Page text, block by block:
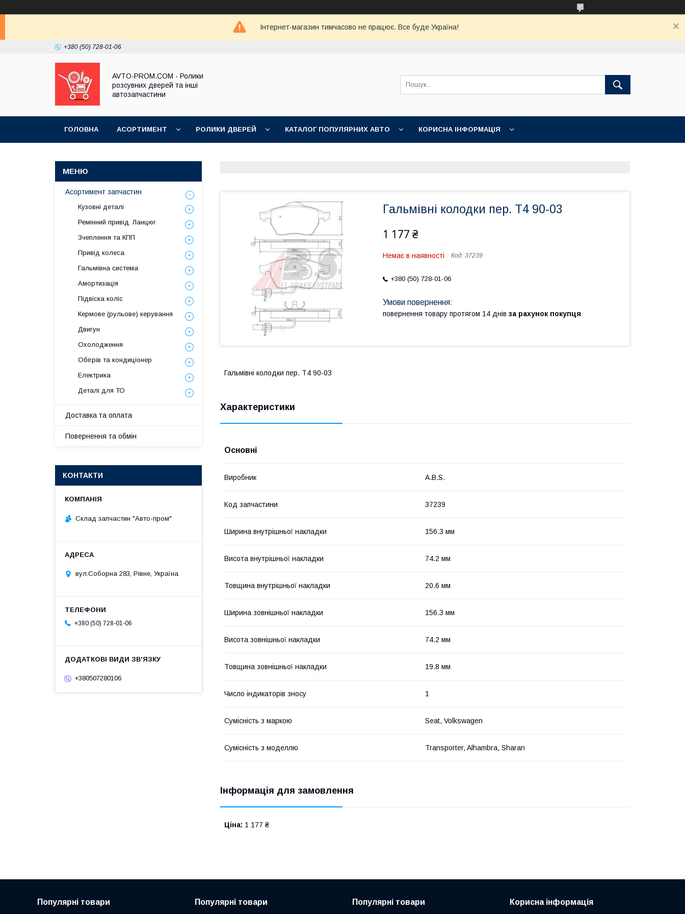
Інтернет-магазин тимчасово не працює. Все буде Україна!
+380 (50) 728-01-06
AVTO-PROM.COM - Ролики
розсувних дверей та інші
автозапчастини
ГОЛОВНА АСОРТИМЕНТ РОЛИКИ ДВЕРЕЙ КАТАЛОГ ПОПУЛЯРНИХ АВТО КОРИСНА ІНФОРМАЦІЯ
Гальмівні колодки пер. T4 90-03
1 177 ₴
Немає в наявності Код: 37239
+380 (50) 728-01-06
повернення товару протягом 14 днів за рахунок покупця
Гальмівні колодки пер. T4 90-03
Характеристики
Основні
Виробник A.B.S.
Код запчастини 37239
Ширина внутрішньої накладки 156.3 мм
Висота внутрішньої накладки 74.2 мм
Товщина внутрішньої накладки 20.6 мм
Ширина зовнішньої накладки 156.3 мм
Висота зовнішньої накладки 74.2 мм
Товщина зовнішньої накладки 19.8 мм
Число індикаторів зносу 1
Сумісність з маркою Seat, Volkswagen
Сумісність з моделлю Transporter, Alhambra, Sharan
Інформація для замовлення
Ціна: 1 177 ₴
Асортимент запчастин
Кузовні деталі
Ремінний привід. Ланцюг
Зчеплення та КПП
Привід колеса
Гальмівна система
Амортизація
Підвіска коліс
Кермове (рульове) керування
Двигун
Охолодження
Обігрів та кондиціонер
Електрика
Деталі для ТО
Доставка та оплата
Повернення та обмін
КОНТАКТИ
Склад запчастин "Авто-пром"
вул.Соборна 283, Рівне, Україна
+380 (50) 728-01-06
+380507280106
Популярні товари Популярні товари Популярні товари Корисна інформація